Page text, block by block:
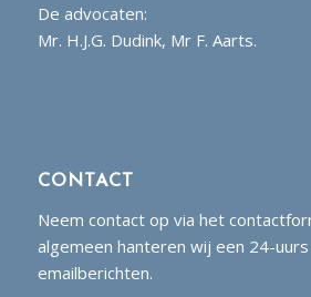
De advocaten:
Mr. H.J.G. Dudink, Mr F. Aarts.
CONTACT
Neem contact op via het
algemeen hanteren wij een 24-
emailberichten.